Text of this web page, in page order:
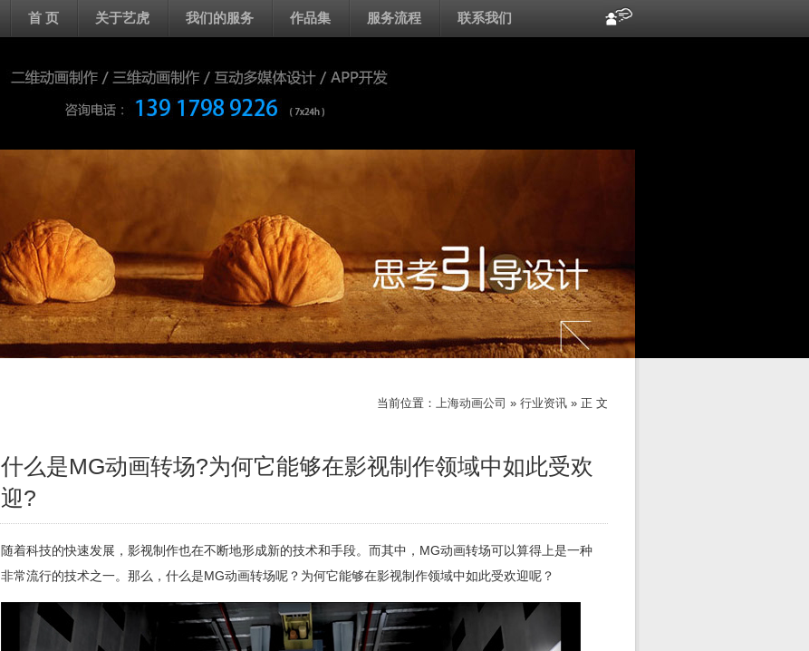
首 页 关于艺虎 我们的服务 作品集 服务流程 联系我们
当前位置： 上海动画公司 » 行业资讯 » 正 文
什么是MG动画转场?为何它能够在影视制作领域中如此受欢
迎?
随着科技的快速发展，影视制作也在不断地形成新的技术和手段。而其中，MG动画转场可以算得上是一种
非常流行的技术之一。那么，什么是MG动画转场呢？为何它能够在影视制作领域中如此受欢迎呢？